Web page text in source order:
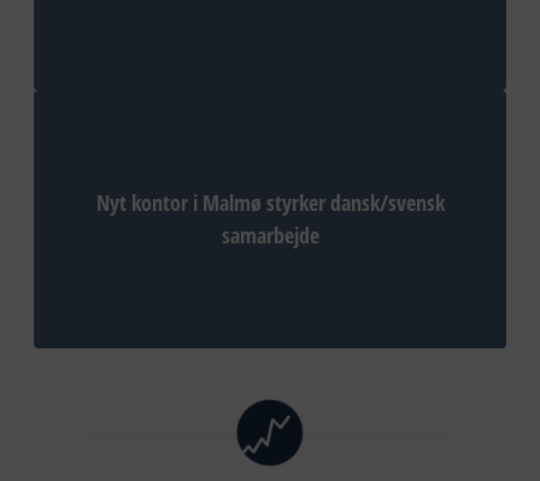
Nyt kontor i Malmø styrker dansk/svensk
samarbejde